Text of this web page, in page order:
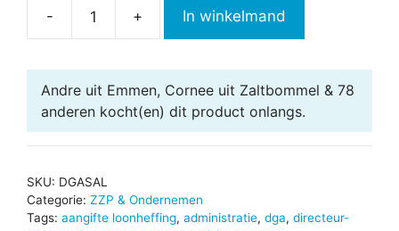
-
DGA
2026
aantal
+ In winkelmand
Andre uit Emmen, Cornee uit Zaltbommel & 78
anderen kocht(en) dit product onlangs.
SKU: DGASAL
Categorie: ZZP & Ondernemen
Tags: aangifte loonheffing, administratie, dga, directeur-